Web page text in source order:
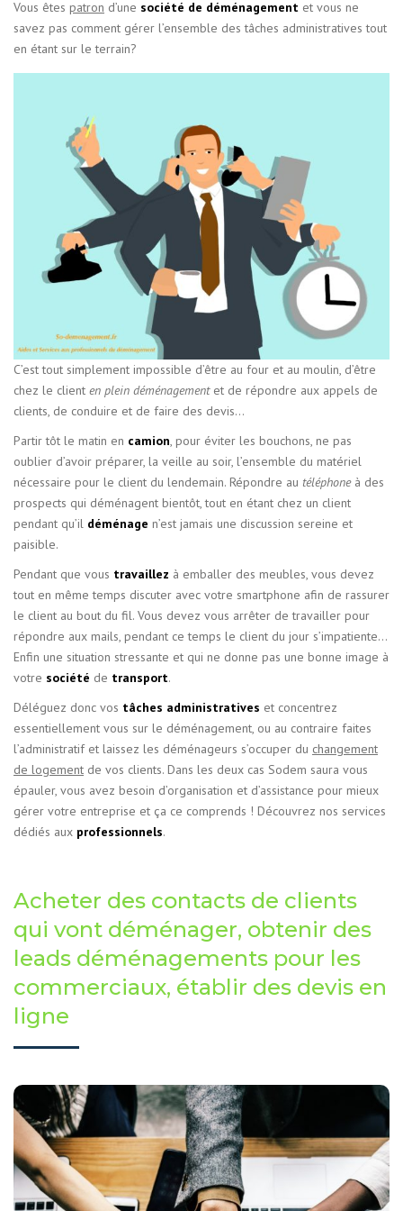
Vous êtes patron d’une société de déménagement et vous ne
savez pas comment gérer l’ensemble des tâches administratives tout
en étant sur le terrain?
C’est tout simplement impossible d’être au four et au moulin, d’être
chez le client en plein déménagementet de répondre aux appels de
clients, de conduire et de faire des devis…
Partir tôt le matin en camion, pour éviter les bouchons, ne pas
oublier d’avoir préparer, la veille au soir, l’ensemble du matériel
nécessaire pour le client du lendemain. Répondre au téléphoneà des
prospects qui déménagent bientôt, tout en étant chez un client
pendant qu’il déménage n’est jamais une discussion sereine et
paisible.
Pendant que vous travaillez à emballer des meubles, vous devez
tout en même temps discuter avec votre smartphone afin de rassurer
le client au bout du fil. Vous devez vous arrêter de travailler pour
répondre aux mails, pendant ce temps le client du jour s’impatiente…
Enfin une situation stressante et qui ne donne pas une bonne image à
votre société de transport.
Déléguez donc vos tâches administratives et concentrez
essentiellement vous sur le déménagement, ou au contraire faites
l’administratif et laissez les déménageurs s’occuper du changement
de logement de vos clients. Dans les deux cas Sodem saura vous
épauler, vous avez besoin d’organisation et d’assistance pour mieux
gérer votre entreprise et ça ce comprends ! Découvrez nos services
dédiés aux professionnels.
Acheter des contacts de clients
qui vont déménager, obtenir des
leads déménagements pour les
commerciaux, établir des devis en
ligne
Des fiches contacts en
déménagement
Alimentez vos
commerciaux
en achetant des
leads
de